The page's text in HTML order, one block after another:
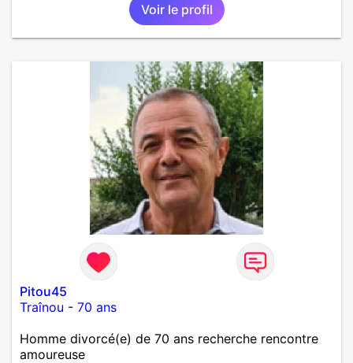
Voir le profil
Pitou45
Traînou - 70 ans
Homme divorcé(e) de 70 ans recherche rencontre
amoureuse